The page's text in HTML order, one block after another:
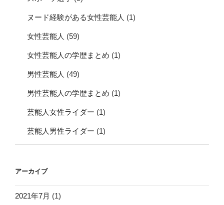
ヌード経験がある女性芸能人 (1)
女性芸能人 (59)
女性芸能人の学歴まとめ (1)
男性芸能人 (49)
男性芸能人の学歴まとめ (1)
芸能人女性ライダー (1)
芸能人男性ライダー (1)
アーカイブ
2021年7月 (1)